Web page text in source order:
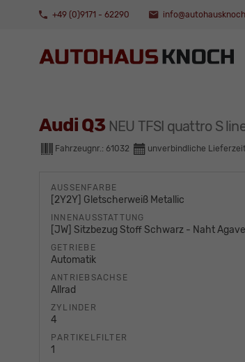
+49 (0)9171 - 62290
Audi Q3 NEU TFSI quattro S
Fahrzeugnr.: 61032 unverbindliche
AUSSENFARBE
[2Y2Y] Gletscherweiß Metallic
INNENAUSSTATTUNG
[JW] Sitzbezug Stoff Schwarz - Naht
GETRIEBE
Automatik
ANTRIEBSACHSE
Allrad
ZYLINDER
4
PARTIKELFILTER
1